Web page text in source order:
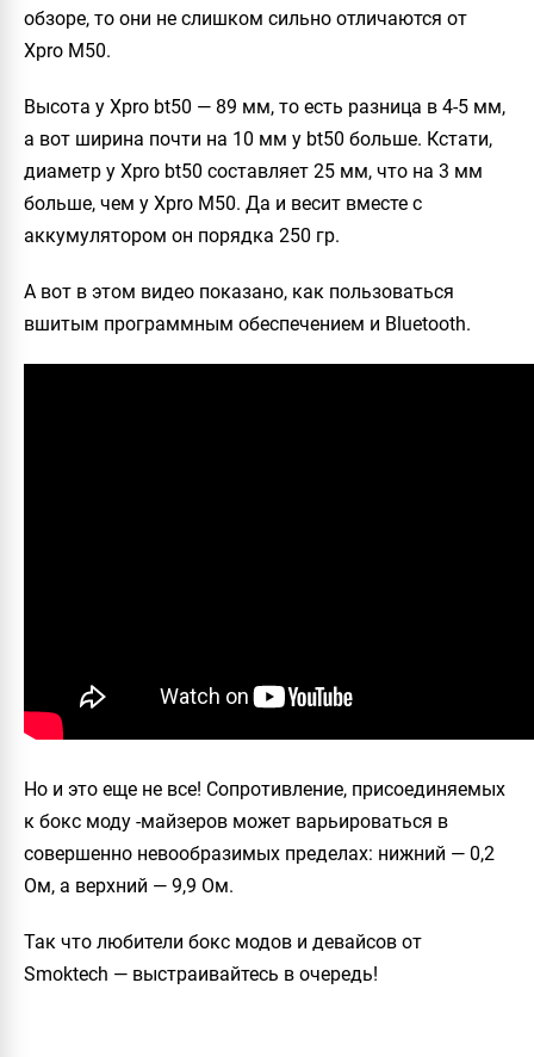
обзоре, то они не слишком сильно отличаются от
Xpro M50.
Высота у Xpro bt50 — 89 мм, то есть разница в 4-5 мм,
а вот ширина почти на 10 мм у bt50 больше. Кстати,
диаметр у Xpro bt50 составляет 25 мм, что на 3 мм
больше, чем у Xpro M50. Да и весит вместе с
аккумулятором он порядка 250 гр.
А вот в этом видео показано, как пользоваться
вшитым программным обеспечением и Bluetooth.
Но и это еще не все! Сопротивление, присоединяемых
к бокс моду -майзеров может варьироваться в
совершенно невообразимых пределах: нижний — 0,2
Ом, а верхний — 9,9 Ом.
Так что любители бокс модов и девайсов от
Smoktech — выстраивайтесь в очередь!